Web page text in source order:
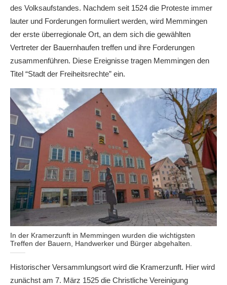
des Volksaufstandes. Nachdem seit 1524 die Proteste immer
lauter und Forderungen formuliert werden, wird Memmingen
der erste überregionale Ort, an dem sich die gewählten
Vertreter der Bauernhaufen treffen und ihre Forderungen
zusammenführen. Diese Ereignisse tragen Memmingen den
Titel “Stadt der Freiheitsrechte” ein.
In der Kramerzunft in Memmingen wurden die wichtigsten
Treffen der Bauern, Handwerker und Bürger abgehalten.
Historischer Versammlungsort wird die Kramerzunft. Hier wird
zunächst am 7. März 1525 die Christliche Vereinigung